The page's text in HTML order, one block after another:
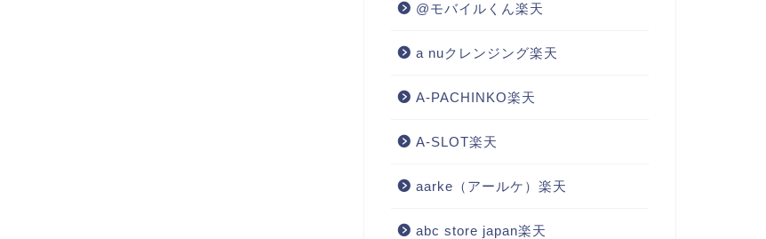
@モバイルくん楽天
a nuクレンジング楽天
A-PACHINKO楽天
A-SLOT楽天
aarke（アールケ）楽天
abc store japan楽天